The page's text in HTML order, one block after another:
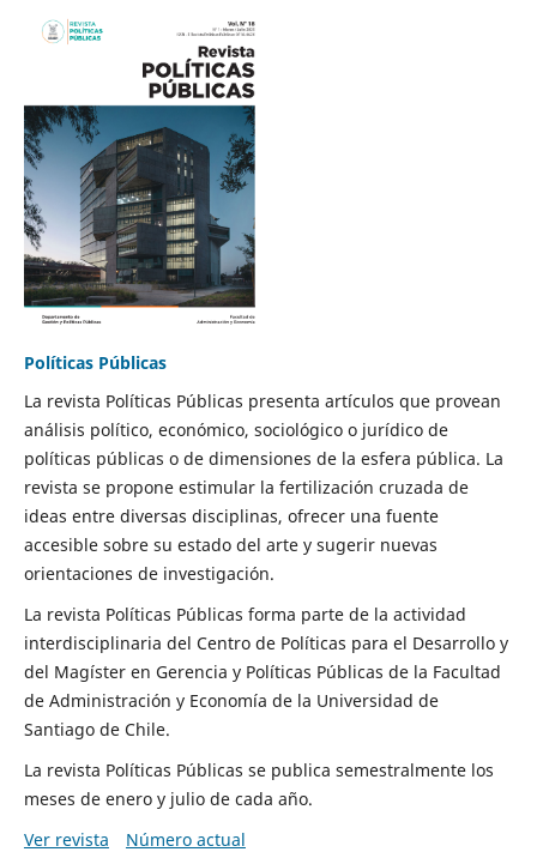
Políticas Públicas
La revista Políticas Públicas presenta artículos que provean
análisis político, económico, sociológico o jurídico de
políticas públicas o de dimensiones de la esfera pública. La
revista se propone estimular la fertilización cruzada de
ideas entre diversas disciplinas, ofrecer una fuente
accesible sobre su estado del arte y sugerir nuevas
orientaciones de investigación.
La revista Políticas Públicas forma parte de la actividad
interdisciplinaria del Centro de Políticas para el Desarrollo y
del Magíster en Gerencia y Políticas Públicas de la Facultad
de Administración y Economía de la Universidad de
Santiago de Chile.
La revista Políticas Públicas se publica semestralmente los
meses de enero y julio de cada año.
Ver revista
Número actual